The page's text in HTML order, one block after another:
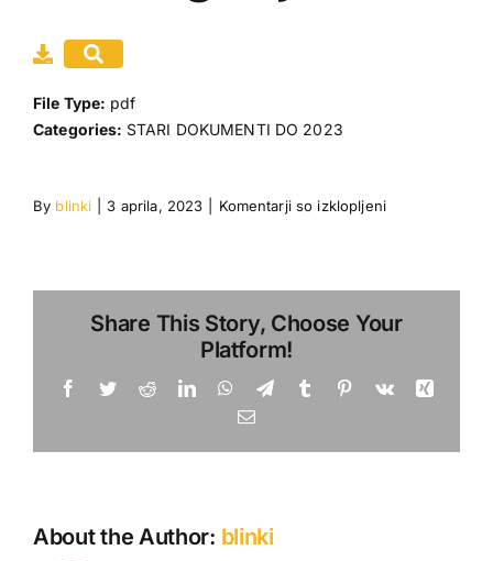
Dogodki
Povezave
File Type: pdf
Categories: STARI DOKUMENTI DO 2023
By blinki 3 aprila, 2023 Komentarji so izklopljeniza
Share This Story, Choose Your
Platform!
Facebook
TwitterRedditLinkedInWhatsApp
TelegramTumblrPinterest
Vk
Xing
Email
About the Author: blinki